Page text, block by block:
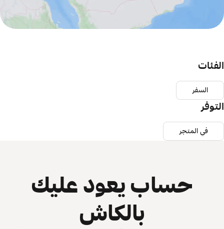
الفئات
السفر
التوفر
في المتجر
حساب يعود عليك
بالكاش